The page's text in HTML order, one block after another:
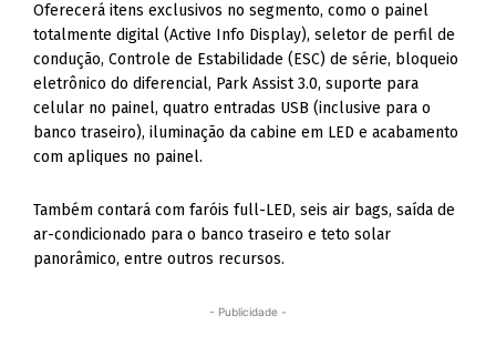
Oferecerá itens exclusivos no segmento, como o painel
totalmente digital (Active Info Display), seletor de perfil de
condução, Controle de Estabilidade (ESC) de série, bloqueio
eletrônico do diferencial, Park Assist 3.0, suporte para
celular no painel, quatro entradas USB (inclusive para o
banco traseiro), iluminação da cabine em LED e acabamento
com apliques no painel.
Também contará com faróis full-LED, seis air bags, saída de
ar-condicionado para o banco traseiro e teto solar
panorâmico, entre outros recursos.
- Publicidade -